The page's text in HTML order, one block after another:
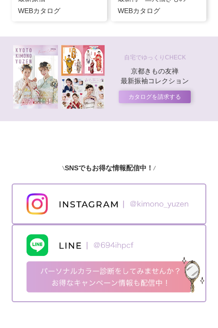
WEBカタログ
WEBカタログ
自宅でゆっくりCHECK
京都きもの友禅
最新振袖コレクション
カタログを請求する
SNSでもお得な情報配信中！